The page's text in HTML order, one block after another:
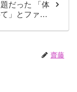
だった 「体
」とファン
齋藤